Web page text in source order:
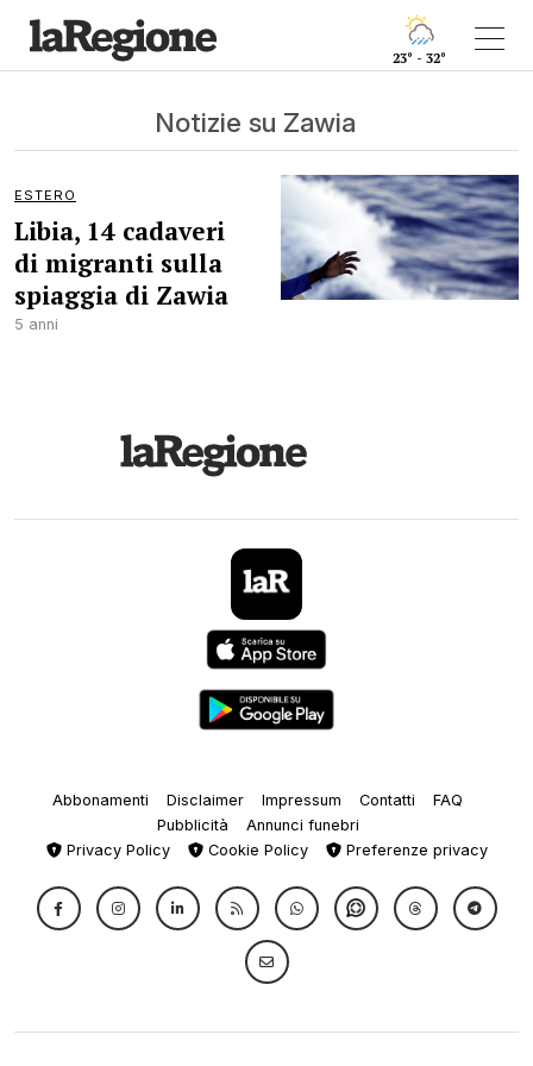
23° - 32°
Notizie su Zawia
ESTERO
Libia, 14 cadaveri
di migranti sulla
spiaggia di Zawia
5 anni
Abbonamenti Disclaimer Impressum Contatti
FAQ
Pubblicità
Annunci funebri
Privacy Policy
Cookie Policy Preferenze privacy